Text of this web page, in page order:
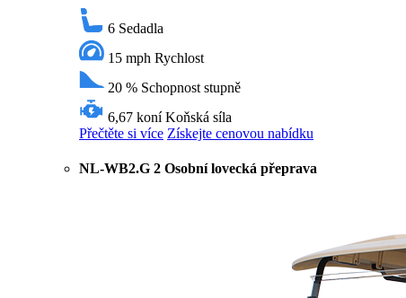
6 Sedadla
15 mph Rychlost
20 % Schopnost stupně
6,67 koní Koňská síla
Přečtěte si více Získejte cenovou nabídku
NL-WB2.G 2 Osobní lovecká přeprava